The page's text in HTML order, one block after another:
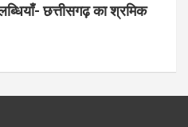
छत्तीसगढ़ का श्रमिक